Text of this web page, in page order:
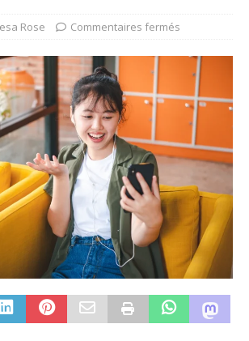
Rose Commentaires fermés